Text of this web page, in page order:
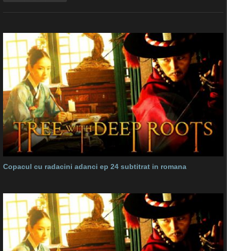
Copacul cu radacini adanci ep 24 subtitrat in romana